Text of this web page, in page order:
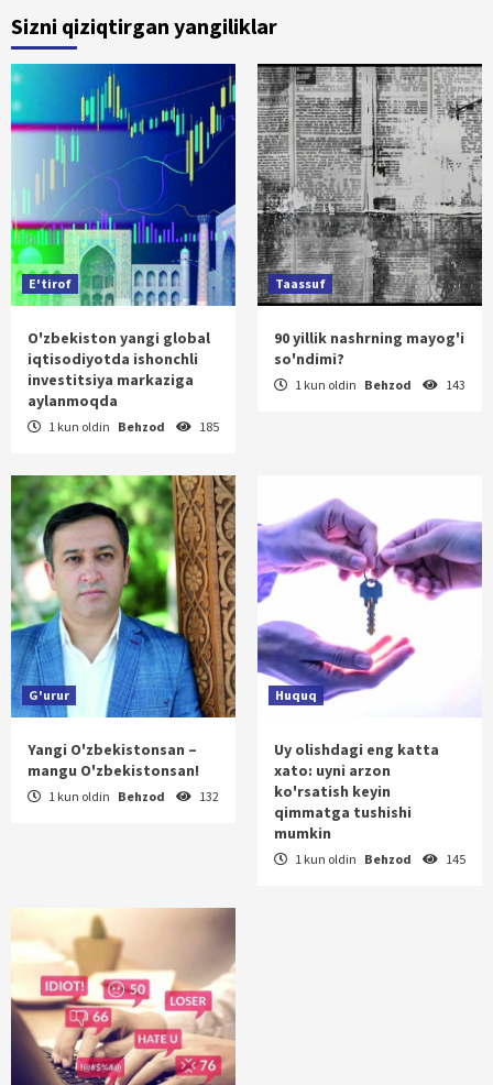
Sizni qiziqtirgan yangiliklar
E'tirof
O'zbekiston yangi global
iqtisodiyotda ishonchli
investitsiya markaziga
aylanmoqda
1 kun oldin Behzod 185
Taassuf
90 yillik nashrning mayog'i
so'ndimi?
1 kun oldin Behzod 143
G'urur
Yangi O'zbekistonsan –
mangu O'zbekistonsan!
1 kun oldin Behzod 132
Huquq
Uy olishdagi eng katta
xato: uyni arzon
ko'rsatish keyin
qimmatga tushishi
mumkin
1 kun oldin Behzod 145